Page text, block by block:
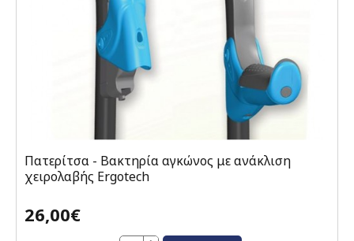
Πατερίτσα - Βακτηρία αγκώνος με ανάκλιση
χειρολαβής Ergotech
26,00€